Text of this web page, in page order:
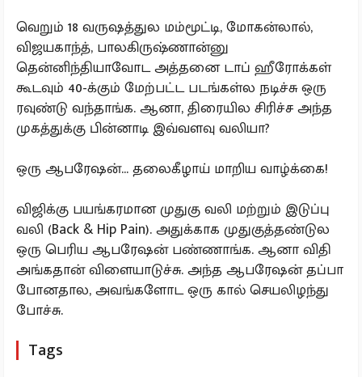
வெறும் 18 வருஷத்துல மம்மூட்டி, மோகன்லால்,
விஜயகாந்த், பாலகிருஷ்ணான்னு
தென்னிந்தியாவோட அத்தனை டாப் ஹீரோக்கள்
கூடவும் 40-க்கும் மேற்பட்ட படங்கள்ல நடிச்சு ஒரு
ரவுண்டு வந்தாங்க. ஆனா, திரையில சிரிச்ச அந்த
முகத்துக்கு பின்னாடி இவ்வளவு வலியா?
ஒரு ஆபரேஷன்... தலைகீழாய் மாறிய வாழ்க்கை!
விஜிக்கு பயங்கரமான முதுகு வலி மற்றும் இடுப்பு
வலி (Back & Hip Pain). அதுக்காக முதுகுத்தண்டுல
ஒரு பெரிய ஆபரேஷன் பண்ணாங்க. ஆனா விதி
அங்கதான் விளையாடுச்சு. அந்த ஆபரேஷன் தப்பா
போனதால, அவங்களோட ஒரு கால் செயலிழந்து
போச்சு.
Tags